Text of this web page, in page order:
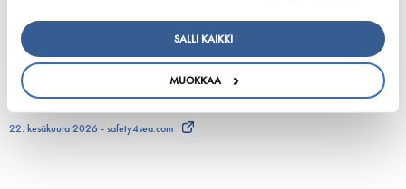
SALLI KAIKKI
MUOKKAA
23. kesäkuuta 2026 - Viking Line Abp
European shipping and aviation sectors urge EU to
channel ETS revenues into clean fuels
22. kesäkuuta 2026 - safety4sea.com